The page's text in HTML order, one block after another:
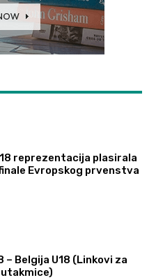
reprezentacija plasirala
Evropskog prvenstva
– Belgija U18 (Linkovi za